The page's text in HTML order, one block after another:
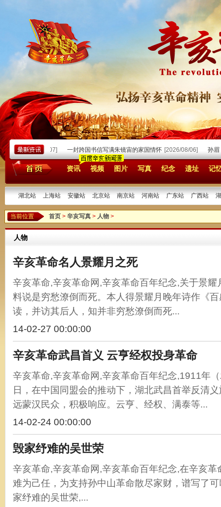
生 [2026/08/07] 一封跨国书信写满朱镜宙的家国情怀 [2026/08/06] 孙眉
资讯 视频 图片 写真 纪念 遗址 记
湖北站 上海站 安徽站 北京站 南京站 河南站 广东站 广西站
当前位置 首页 > 辛亥写真 > 人物 >
人物
辛亥革命名人景耀月之死
辛亥革命,辛亥革命网,辛亥革命百年纪念,关于景
料说是穷愁潦倒而死。本人得景耀月晚年诗作《
读，并访其后人，知并非穷愁潦倒而死...
14-02-27 00:00:00
辛亥革命武昌首义 云亨经权投身革命
辛亥革命,辛亥革命网,辛亥革命百年纪念,1911年
日，在中国同盟会的推动下，湖北武昌首举反清
远蒙汉民众，积极响应。云亨、经权、满泰等...
14-02-24 00:00:00
毁家纾难的吴世荣
辛亥革命,辛亥革命网,辛亥革命百年纪念,在辛亥
难为己任，为支持孙中山革命散尽家财，谱写了
家纾难的吴世荣,...